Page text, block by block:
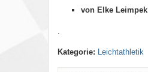
von Elke Leimpek
.
Kategorie: Leichtathletik